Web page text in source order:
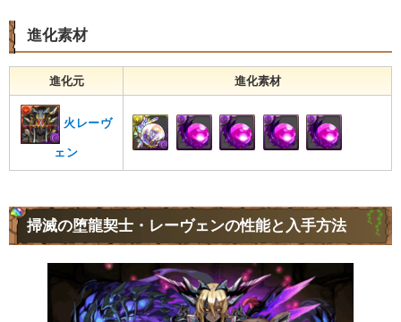
進化素材
進化元 進化素材
火レーヴ
ェン
掃滅の堕龍契士・レーヴェンの性能と入手方法